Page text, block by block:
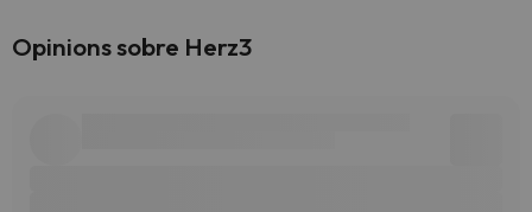
Opinions sobre Herz3